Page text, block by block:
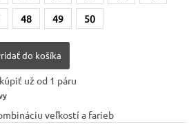
48 49 50
do košíka
už od 1 páru
veľkostí a farieb